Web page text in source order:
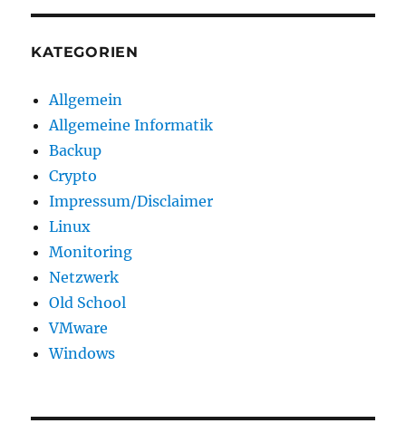
KATEGORIEN
Allgemein
Allgemeine Informatik
Backup
Crypto
Impressum/Disclaimer
Linux
Monitoring
Netzwerk
Old School
VMware
Windows